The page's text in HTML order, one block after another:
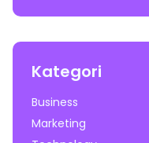
Kategori
Business
Marketing